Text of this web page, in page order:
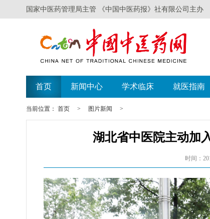
国家中医药管理局主管 《中国中医药报》社有限公司主办
首页 新闻中心 学术临床 就医指南
当前位置： 首页 > 图片新闻 >
湖北省中医院主动加
时间：